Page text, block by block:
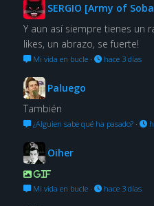
SERGIO [Army of
Y aun así siempre tienes un
likes, un abrazo, se fuerte!
Mi vida en bucle· hace 3 días
Paluego
También
¿Alguien sabe qué ha pasado?·
Oiher
GIF
Mi vida en bucle· hace 3 días